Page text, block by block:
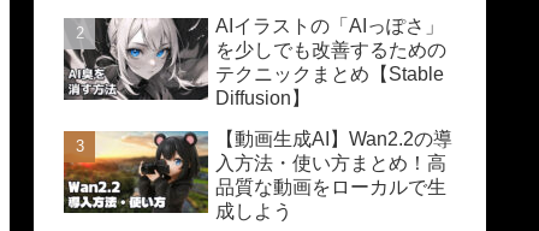
AIイラストの「AIっぽさ」
を少しでも改善するための
テクニックまとめ【Stable
Diffusion】
【動画生成AI】Wan2.2の導
入方法・使い方まとめ！高
品質な動画をローカルで生
成しよう